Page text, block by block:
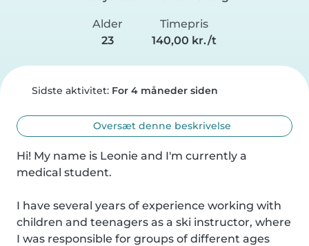
Alder
23
Timepris
140,00 kr./t
Sidste aktivitet: For 4 måneder siden
Oversæt denne beskrivelse
Hi! My name is Leonie and I'm currently a
medical student.
I have several years of experience working with
children and teenagers as a ski instructor, where
I was responsible for groups of different ages